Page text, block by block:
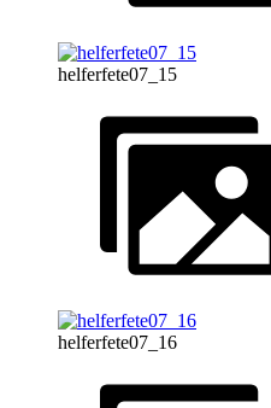
helferfete07_15
helferfete07_16